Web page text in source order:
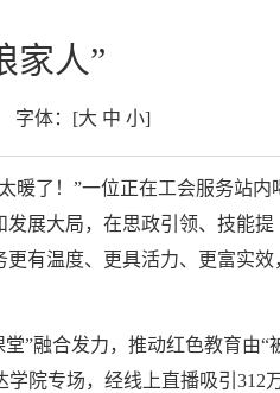
家人”
字体： [大 中 小]
暖了！”一位正在工会服务站内
展大局，在思政引领、技能提
有温度、更具活力、更富实效
”融合发力，推动红色教育由“
学院专场，经线上直播吸引312